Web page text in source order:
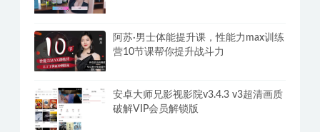
阿苏·男士体能提升课，性能力max训练
营10节课帮你提升战斗力
安卓大师兄影视影院v3.4.3 v3超清画质
破解VIP会员解锁版